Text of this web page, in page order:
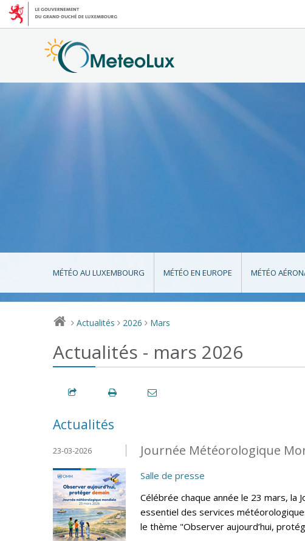
MÉTÉO AU LUXEMBOURG MÉTÉO EN EUROPE MÉTÉO
> Actualités > 2026 > Mars
Actualités - mars 2026
Actualités
Journée Météorologique
23-03-2026
Salle de presse
Célébrée chaque année le 23 mars, la
essentiel des services
le thème "Observer aujourd’hui,